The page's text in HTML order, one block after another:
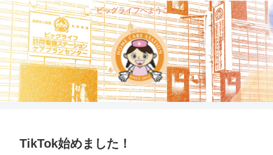
ビッグライフへようこそ
TikTok始めました！